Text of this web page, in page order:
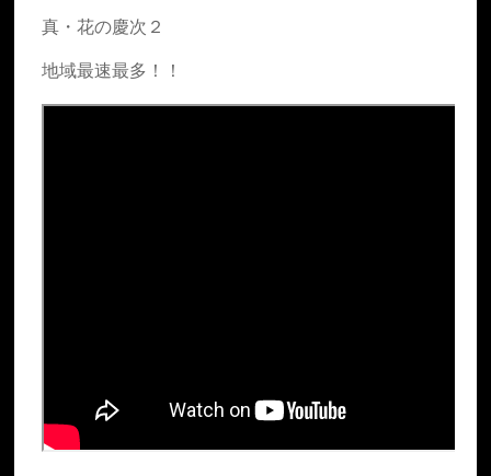
真・花の慶次２
地域最速最多！！